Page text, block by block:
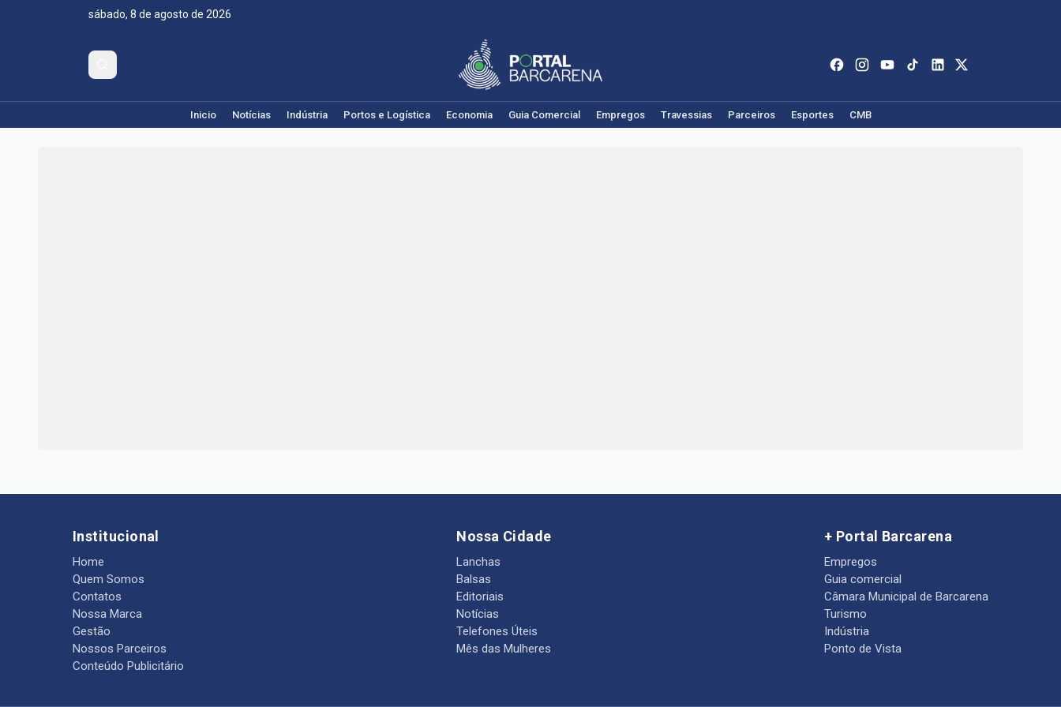
sábado, 8 de agosto de 2026
Inicio Notícias Indústria Portos e Logística Economia Guia Comercial Empregos Travessias Parceiros Esportes CMB
Institucional
Home
Quem Somos
Contatos
Nossa Marca
Gestão
Nossos Parceiros
Conteúdo Publicitário
Nossa Cidade
Lanchas
Balsas
Editoriais
Notícias
Telefones Úteis
Mês das Mulheres
+ Portal Barcarena
Empregos
Guia comercial
Câmara Municipal de Barcarena
Turismo
Indústria
Ponto de Vista